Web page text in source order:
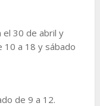
el 30 de abril y
10 a 18 y sábado
de 9 a 12.